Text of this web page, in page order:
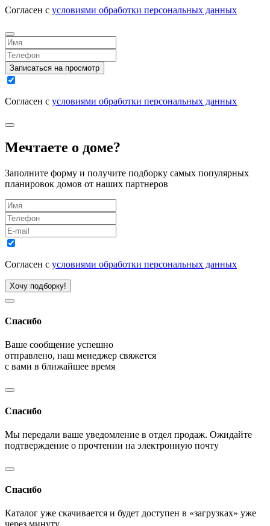
Согласен с условиями обработки персональных данных
Записаться на просмотр
Согласен с условиями обработки персональных данных
Мечтаете о доме?
Заполните форму и получите подборку самых популярных
планировок домов от наших партнеров
Согласен с условиями обработки персональных данных
Хочу подборку!
Спасибо
Ваше сообщение успешно
отправлено, наш менеджер свяжется
с вами в ближайшее время
Спасибо
Мы передали ваше уведомление в отдел продаж. Ожидайте
подтверждение о прочтении на электронную почту
Спасибо
Каталог уже скачивается и будет доступен в «загрузках» уже